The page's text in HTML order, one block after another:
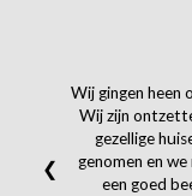
Wij gingen heen
Wij zijn
gezellige
genomen en
een goed
❮